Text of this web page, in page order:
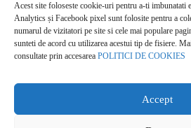
Acest site foloseste cookie-uri pentru a-ti imbunatati
Analytics și Facebook pixel sunt folosite pentru a
numarul de vizitatori pe site si cele mai populare
sunteti de acord cu utilizarea acestui tip de fisiere.
consultate prin accesarea POLITICI DE COOKIES
Accept
POLITICĂ DE
Politica de cookies